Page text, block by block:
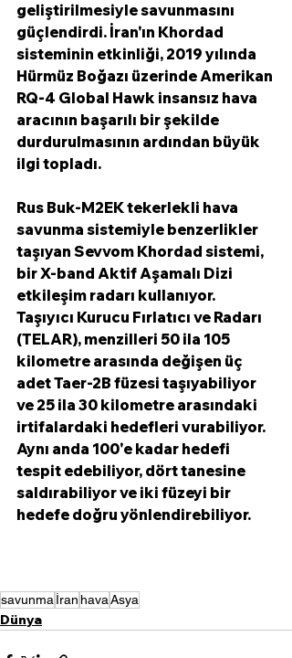
geliştirilmesiyle savunmasını
güçlendirdi. İran'ın Khordad
sisteminin etkinliği, 2019 yılında
Hürmüz Boğazı üzerinde Amerikan
RQ-4 Global Hawk insansız hava
aracının başarılı bir şekilde
durdurulmasının ardından büyük
ilgi topladı.
Rus Buk-M2EK tekerlekli hava
savunma sistemiyle benzerlikler
taşıyan Sevvom Khordad sistemi,
bir X-band Aktif Aşamalı Dizi
etkileşim radarı kullanıyor.
Taşıyıcı Kurucu Fırlatıcı ve Radarı
(TELAR), menzilleri 50 ila 105
kilometre arasında değişen üç
adet Taer-2B füzesi taşıyabiliyor
ve 25 ila 30 kilometre arasındaki
irtifalardaki hedefleri vurabiliyor.
Aynı anda 100'e kadar hedefi
tespit edebiliyor, dört tanesine
saldırabiliyor ve iki füzeyi bir
hedefe doğru yönlendirebiliyor.
savunma İranhavaAsya
Dünya